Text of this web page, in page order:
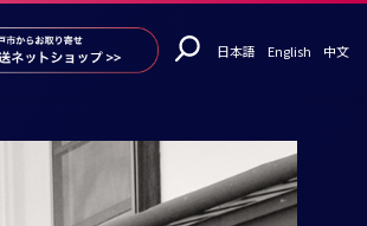
日本語 English 中文